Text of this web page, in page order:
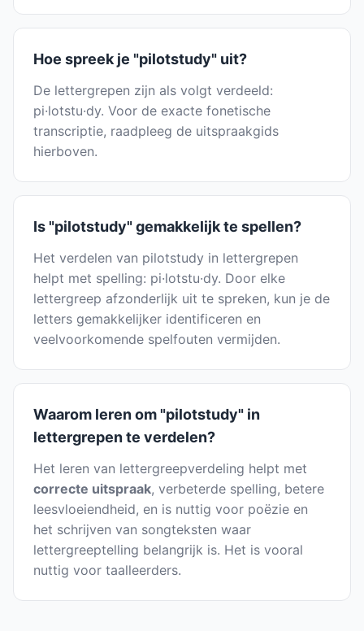
Hoe spreek je "pilotstudy" uit?
De lettergrepen zijn als volgt verdeeld:
pi·lotstu·dy. Voor de exacte fonetische
transcriptie, raadpleeg de uitspraakgids
hierboven.
Is "pilotstudy" gemakkelijk te spellen?
Het verdelen van pilotstudy in lettergrepen
helpt met spelling: pi·lotstu·dy. Door elke
lettergreep afzonderlijk uit te spreken, kun je de
letters gemakkelijker identificeren en
veelvoorkomende spelfouten vermijden.
Waarom leren om "pilotstudy" in
lettergrepen te verdelen?
Het leren van lettergreepverdeling helpt met
correcte uitspraak, verbeterde spelling, betere
leesvloeiendheid, en is nuttig voor poëzie en
het schrijven van songteksten waar
lettergreeptelling belangrijk is. Het is vooral
nuttig voor taalleerders.